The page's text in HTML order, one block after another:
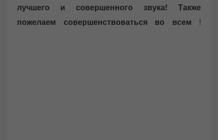
лучшего и совершенного звука!
Также
пожелаем совершенствоваться во всем !